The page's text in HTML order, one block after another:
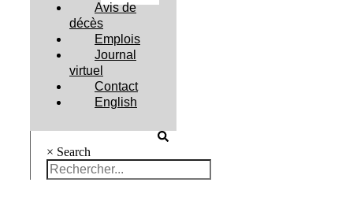
Avis de
décès
Emplois
Journal
virtuel
Contact
English
× Search